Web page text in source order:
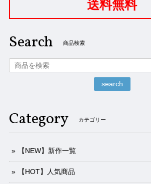
送料無料
Search 商品検索
search
Category カテゴリー
【NEW】新作一覧
【HOT】人気商品